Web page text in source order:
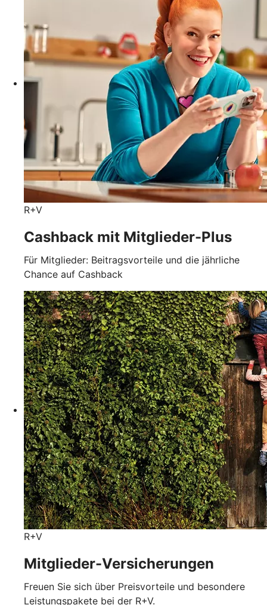
R+V
Cashback mit Mitglieder-Plus
Für Mitglieder: Beitragsvorteile und die jährliche
Chance auf Cashback
R+V
Mitglieder-Versicherungen
Freuen Sie sich über Preisvorteile und besondere
Leistungspakete bei der R+V.